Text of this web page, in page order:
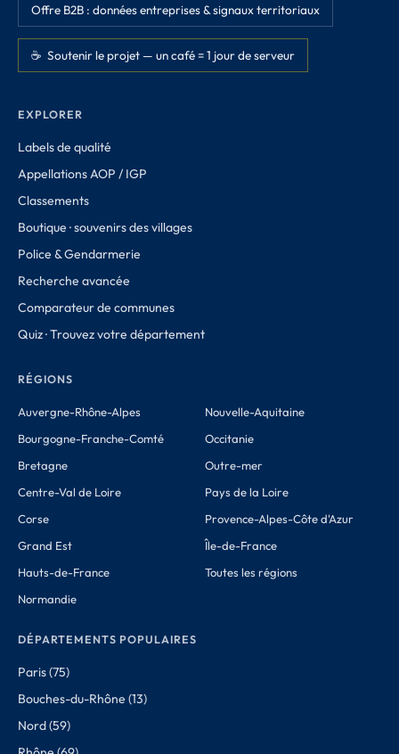
Offre B2B : données entreprises & signaux territoriaux
☕ Soutenir le projet — un café = 1 jour de serveur
EXPLORER
Labels de qualité
Appellations AOP / IGP
Classements
Boutique · souvenirs des villages
Police & Gendarmerie
Recherche avancée
Comparateur de communes
Quiz · Trouvez votre département
RÉGIONS
Auvergne-Rhône-Alpes
Bourgogne-Franche-Comté
Bretagne
Centre-Val de Loire
Corse
Grand Est
Hauts-de-France
Normandie
Nouvelle-Aquitaine
Occitanie
Outre-mer
Pays de la Loire
Provence-Alpes-Côte d'Azur
Île-de-France
Toutes les régions
DÉPARTEMENTS POPULAIRES
Paris (75)
Bouches-du-Rhône (13)
Nord (59)